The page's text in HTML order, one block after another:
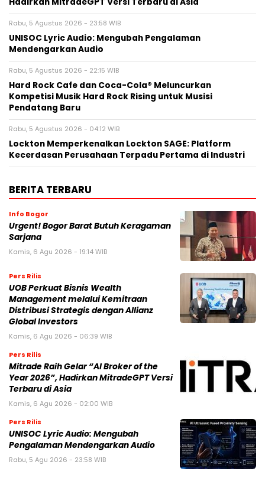
Rabu, 5 Agustus 2026 - 23:58 WIB
UNISOC Lyric Audio: Mengubah Pengalaman
Mendengarkan Audio
Rabu, 5 Agustus 2026 - 22:15 WIB
Hard Rock Cafe dan Coca-Cola® Meluncurkan
Kompetisi Musik Hard Rock Rising untuk Musisi
Pendatang Baru
Rabu, 5 Agustus 2026 - 04:12 WIB
Lockton Memperkenalkan Lockton SAGE: Platform
Kecerdasan Perusahaan Terpadu Pertama di Industri
BERITA TERBARU
Info Bogor
Urgent! Bogor Barat Butuh Keragaman
Sarjana
Kamis, 6 Agu 2026 - 19:14 WIB
Pers Rilis
UOB Perkuat Bisnis Wealth
Management melalui Kemitraan
Distribusi Strategis dengan Allianz
Global Investors
Kamis, 6 Agu 2026 - 06:39 WIB
Pers Rilis
Mitrade Raih Gelar “AI Broker of the
Year 2026”, Hadirkan MitradeGPT Versi
Terbaru di Asia
Kamis, 6 Agu 2026 - 02:00 WIB
Pers Rilis
UNISOC Lyric Audio: Mengubah
Pengalaman Mendengarkan Audio
Rabu, 5 Agu 2026 - 23:58 WIB